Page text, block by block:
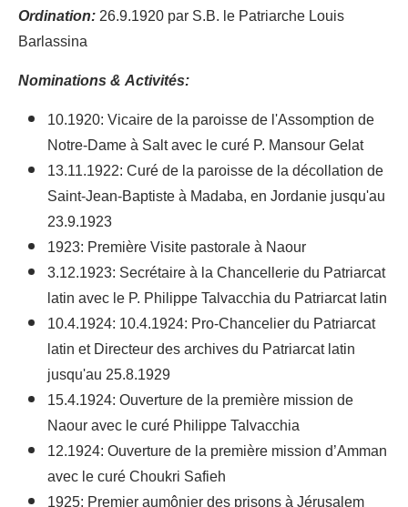
Ordination:26.9.1920 par S.B. le Patriarche Louis
Barlassina
Nominations & Activités:
10.1920: Vicaire de la paroisse de l'Assomption de
Notre-Dame à Salt avec le curé P. Mansour Gelat
13.11.1922: Curé de la paroisse de la décollation de
Saint-Jean-Baptiste à Madaba, en Jordanie jusqu'au
23.9.1923
1923: Première Visite pastorale à Naour
3.12.1923: Secrétaire à la Chancellerie du Patriarcat
latin avec le P. Philippe Talvacchia du Patriarcat latin
10.4.1924: 10.4.1924: Pro-Chancelier du Patriarcat
latin et Directeur des archives du Patriarcat latin
jusqu'au 25.8.1929
15.4.1924: Ouverture de la première mission de
Naour avec le curé Philippe Talvacchia
12.1924: Ouverture de la première mission d’Amman
avec le curé Choukri Safieh